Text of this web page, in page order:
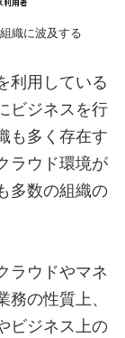
織に波及する
利用している
ビジネスを行
も多く存在す
ラウド環境が
多数の組織の
ラウドやマネ
の性質上、
ビジネス上の